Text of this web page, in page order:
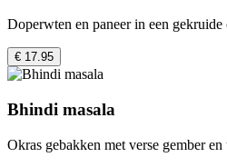
Doperwten en paneer in een gekruide
€ 17.95
Bhindi masala
Okras gebakken met verse gember